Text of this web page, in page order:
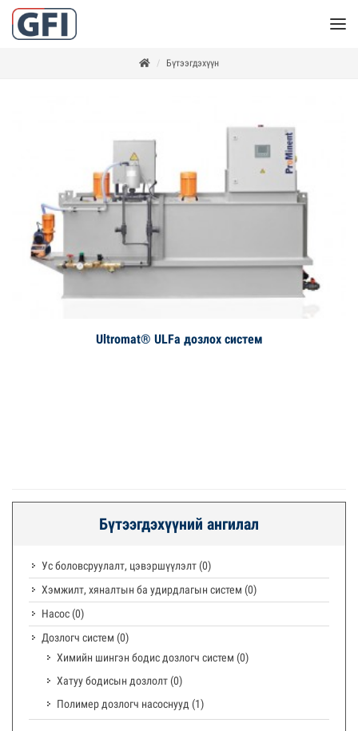
Бүтээгдэхүүн
Дэлгэрэнгүй
Ultromat® ULFa дозлох систем
Бүтээгдэхүүний ангилал
Ус боловсруулалт, цэвэршүүлэлт (0)
Хэмжилт, хяналтын ба удирдлагын систем (0)
Насос (0)
Дозлогч систем (0)
Химийн шингэн бодис дозлогч систем (0)
Хатуу бодисын дозлолт (0)
Полимер дозлогч насоснууд (1)